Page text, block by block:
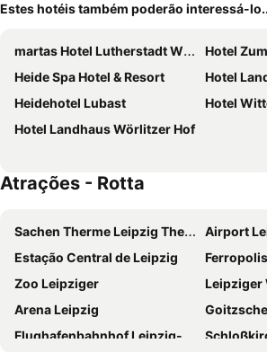
Estes hotéis também poderão interessá-
martas Hotel Lutherstadt Wittenberg
Hotel Zum
Heide Spa Hotel & Resort
Hotel
Heidehotel Lubast
Hotel
Hotel Landhaus Wörlitzer Hof
Atrações - Rotta
Sachen Therme Leipzig Thermal Spa
Airport
Estação Central de Leipzig
Ferropolis
Zoo Leipziger
Leipziger
Arena Leipzig
Flughafenbahnhof Leipzig-Halle